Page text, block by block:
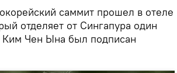
саммит прошел в отеле
отделяет от Сингапура один
Ким Чен Ына был подписан